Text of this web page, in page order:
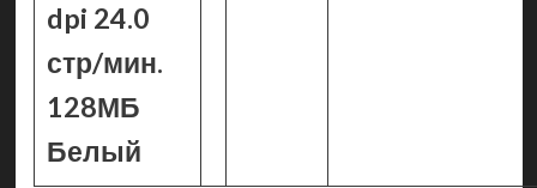
dpi 24.0
стр/мин.
128МБ
Белый